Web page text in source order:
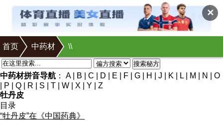
✕
首页 \
中药材 \
搜索秘方
中药材拼音导航 ： A| B C D E F G H J K L M N
O
P Q R S T W X Y
Z
牡丹皮
目录
“牡丹皮”在《中国药典》